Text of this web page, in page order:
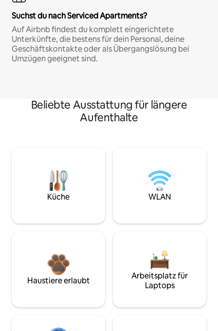
Suchst du nach Serviced Apartments?
Auf Airbnb findest du komplett eingerichtete
Unterkünfte, die bestens für dein Personal, deine
Geschäftskontakte oder als Übergangslösung bei
Umzügen geeignet sind.
Beliebte Ausstattung für längere
Aufenthalte
Küche WLAN
Haustiere erlaubt
Arbeitsplatz für
Laptops